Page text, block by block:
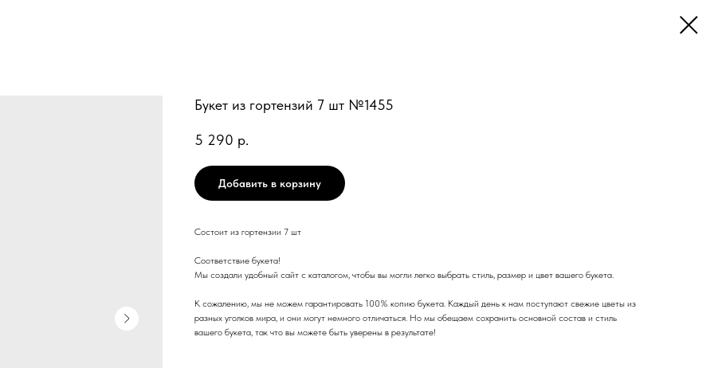
Букет из гортензий 7 шт №1455
5 290 р.
Добавить в корзину
Состоит из гортензии 7 шт
Соответствие букета!
Мы создали удобный сайт с каталогом, чтобы вы могли легко выбрать стиль, размер и цвет вашего букета.
К сожалению, мы не можем гарантировать 100% копию букета. Каждый день к нам поступают свежие цветы из
разных уголков мира, и они могут немного отличаться. Но мы обещаем сохранить основной состав и стиль
вашего букета, так что вы можете быть уверены в результате!